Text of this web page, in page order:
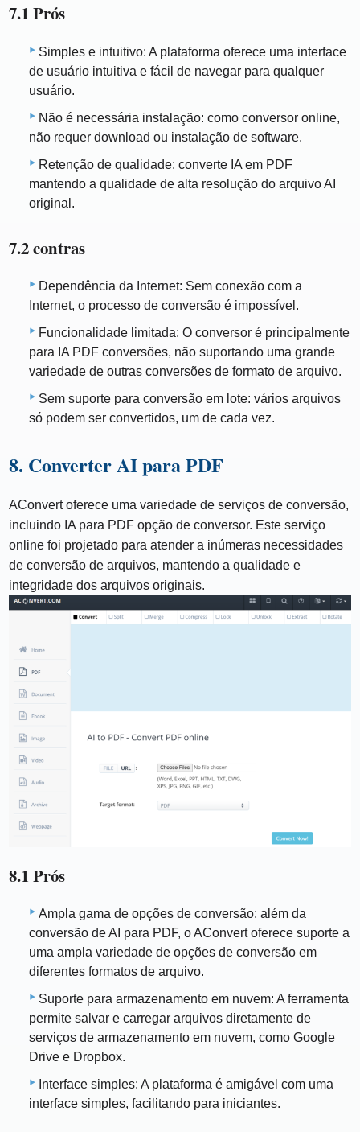
7.1 Prós
Simples e intuitivo: A plataforma oferece uma interface
de usuário intuitiva e fácil de navegar para qualquer
usuário.
Não é necessária instalação: como conversor online,
não requer download ou instalação de software.
Retenção de qualidade: converte IA em PDF
mantendo a qualidade de alta resolução do arquivo AI
original.
7.2 contras
Dependência da Internet: Sem conexão com a
Internet, o processo de conversão é impossível.
Funcionalidade limitada: O conversor é principalmente
para IA PDF conversões, não suportando uma grande
variedade de outras conversões de formato de arquivo.
Sem suporte para conversão em lote: vários arquivos
só podem ser convertidos, um de cada vez.
8. Converter AI para PDF
AConvert oferece uma variedade de serviços de conversão,
incluindo IA para PDF opção de conversor. Este serviço
online foi projetado para atender a inúmeras necessidades
de conversão de arquivos, mantendo a qualidade e
integridade dos arquivos originais.
8.1 Prós
Ampla gama de opções de conversão: além da
conversão de AI para PDF, o AConvert oferece suporte a
uma ampla variedade de opções de conversão em
diferentes formatos de arquivo.
Suporte para armazenamento em nuvem: A ferramenta
permite salvar e carregar arquivos diretamente de
serviços de armazenamento em nuvem, como Google
Drive e Dropbox.
Interface simples: A plataforma é amigável com uma
interface simples, facilitando para iniciantes.